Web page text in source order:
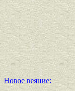
Новое веяние: